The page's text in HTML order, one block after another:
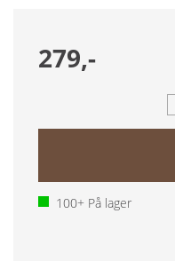
279,-
100+ På lager